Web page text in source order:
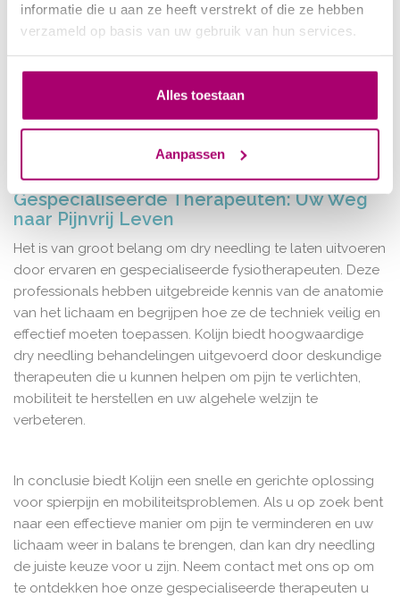
informatie die u aan ze heeft verstrekt of die ze hebben
verzameld op basis van uw gebruik van hun services.
Alles toestaan
Aanpassen
pakken: de triggerpoints in de spieren. Door deze punten
te deactiveren, vermindert dry needling spierspanning en
verbetert het de flexibiliteit. Hierdoor kunnen patiënten hun
bewegingsbereik vergroten en sneller terugkeren naar
hun normale activiteiten. Bovendien stimuleert dry
needling het natuurlijke genezingsproces van het lichaam,
Gespecialiseerde Therapeuten: Uw Weg
naar Pijnvrij Leven
Het is van groot belang om dry needling te laten uitvoeren
door ervaren en gespecialiseerde fysiotherapeuten. Deze
professionals hebben uitgebreide kennis van de anatomie
van het lichaam en begrijpen hoe ze de techniek veilig en
effectief moeten toepassen. Kolijn biedt hoogwaardige
dry needling behandelingen uitgevoerd door deskundige
therapeuten die u kunnen helpen om pijn te verlichten,
mobiliteit te herstellen en uw algehele welzijn te
verbeteren.
In conclusie biedt Kolijn een snelle en gerichte oplossing
voor spierpijn en mobiliteitsproblemen. Als u op zoek bent
naar een effectieve manier om pijn te verminderen en uw
lichaam weer in balans te brengen, dan kan dry needling
de juiste keuze voor u zijn. Neem contact met ons op om
te ontdekken hoe onze gespecialiseerde therapeuten u